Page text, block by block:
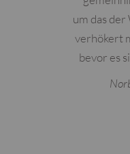
um das
verhökert
bevor es